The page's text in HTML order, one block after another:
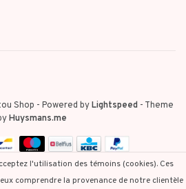
Shop - Powered byLightspeed - Theme
Huysmans.me
l'utilisation des témoins (cookies). Ces
comprendre la provenance de notre clientèle